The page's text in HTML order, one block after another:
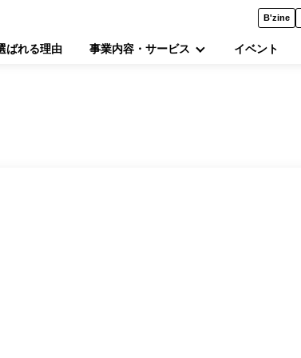
B'zine
ばれる理由 事業内容・サービス イベント